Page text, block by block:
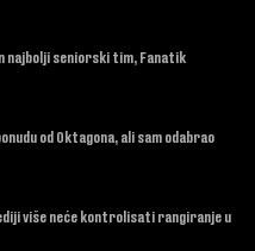
najbolji seniorski tim, Fanatik
od Oktagona, ali sam odabrao
više neće kontrolisati rangiranje u